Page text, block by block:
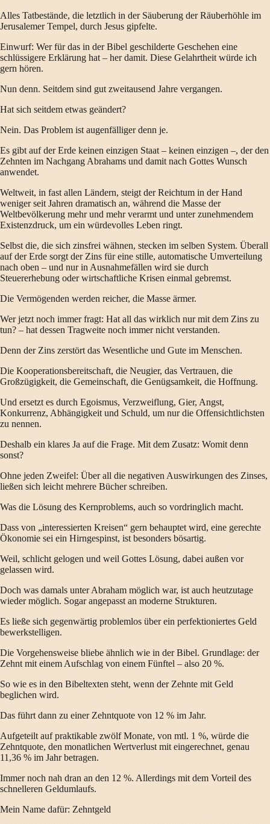
Alles Tatbestände, die letztlich in der Säuberung der Räuberhöhle im
Jerusalemer Tempel, durch Jesus gipfelte.
Einwurf: Wer für das in der Bibel geschilderte Geschehen eine
schlüssigere Erklärung hat – her damit. Diese Gelahrtheit würde ich
gern hören.
Nun denn. Seitdem sind gut zweitausend Jahre vergangen.
Hat sich seitdem etwas geändert?
Nein. Das Problem ist augenfälliger denn je.
Es gibt auf der Erde keinen einzigen Staat – keinen einzigen –, der den
Zehnten im Nachgang Abrahams und damit nach Gottes Wunsch
anwendet.
Weltweit, in fast allen Ländern, steigt der Reichtum in der Hand
weniger seit Jahren dramatisch an, während die Masse der
Weltbevölkerung mehr und mehr verarmt und unter zunehmendem
Existenzdruck, um ein würdevolles Leben ringt.
Selbst die, die sich zinsfrei wähnen, stecken im selben System. Überall
auf der Erde sorgt der Zins für eine stille, automatische Umverteilung
nach oben – und nur in Ausnahmefällen wird sie durch
Steuererhebung oder wirtschaftliche Krisen einmal gebremst.
Die Vermögenden werden reicher, die Masse ärmer.
Wer jetzt noch immer fragt: Hat all das wirklich nur mit dem Zins zu
tun? – hat dessen Tragweite noch immer nicht verstanden.
Denn der Zins zerstört das Wesentliche und Gute im Menschen.
Die Kooperationsbereitschaft, die Neugier, das Vertrauen, die
Großzügigkeit, die Gemeinschaft, die Genügsamkeit, die Hoffnung.
Und ersetzt es durch Egoismus, Verzweiflung, Gier, Angst,
Konkurrenz, Abhängigkeit und Schuld, um nur die Offensichtlichsten
zu nennen.
Deshalb ein klares Ja auf die Frage. Mit dem Zusatz: Womit denn
sonst?
Ohne jeden Zweifel: Über all die negativen Auswirkungen des Zinses,
ließen sich leicht mehrere Bücher schreiben.
Was die Lösung des Kernproblems, auch so vordringlich macht.
Dass von „interessierten Kreisen“ gern behauptet wird, eine gerechte
Ökonomie sei ein Hirngespinst, ist besonders bösartig.
Weil, schlicht gelogen und weil Gottes Lösung, dabei außen vor
gelassen wird.
Doch was damals unter Abraham möglich war, ist auch heutzutage
wieder möglich. Sogar angepasst an moderne Strukturen.
Es ließe sich gegenwärtig problemlos über ein perfektioniertes Geld
bewerkstelligen.
Die Vorgehensweise bliebe ähnlich wie in der Bibel. Grundlage: der
Zehnt mit einem Aufschlag von einem Fünftel – also 20 %.
So wie es in den Bibeltexten steht, wenn der Zehnte mit Geld
beglichen wird.
Das führt dann zu einer Zehntquote von 12 % im Jahr.
Aufgeteilt auf praktikable zwölf Monate, von mtl. 1 %, würde die
Zehntquote, den monatlichen Wertverlust mit eingerechnet, genau
11,36 % im Jahr betragen.
Immer noch nah dran an den 12 %. Allerdings mit dem Vorteil des
schnelleren Geldumlaufs.
Mein Name dafür: Zehntgeld